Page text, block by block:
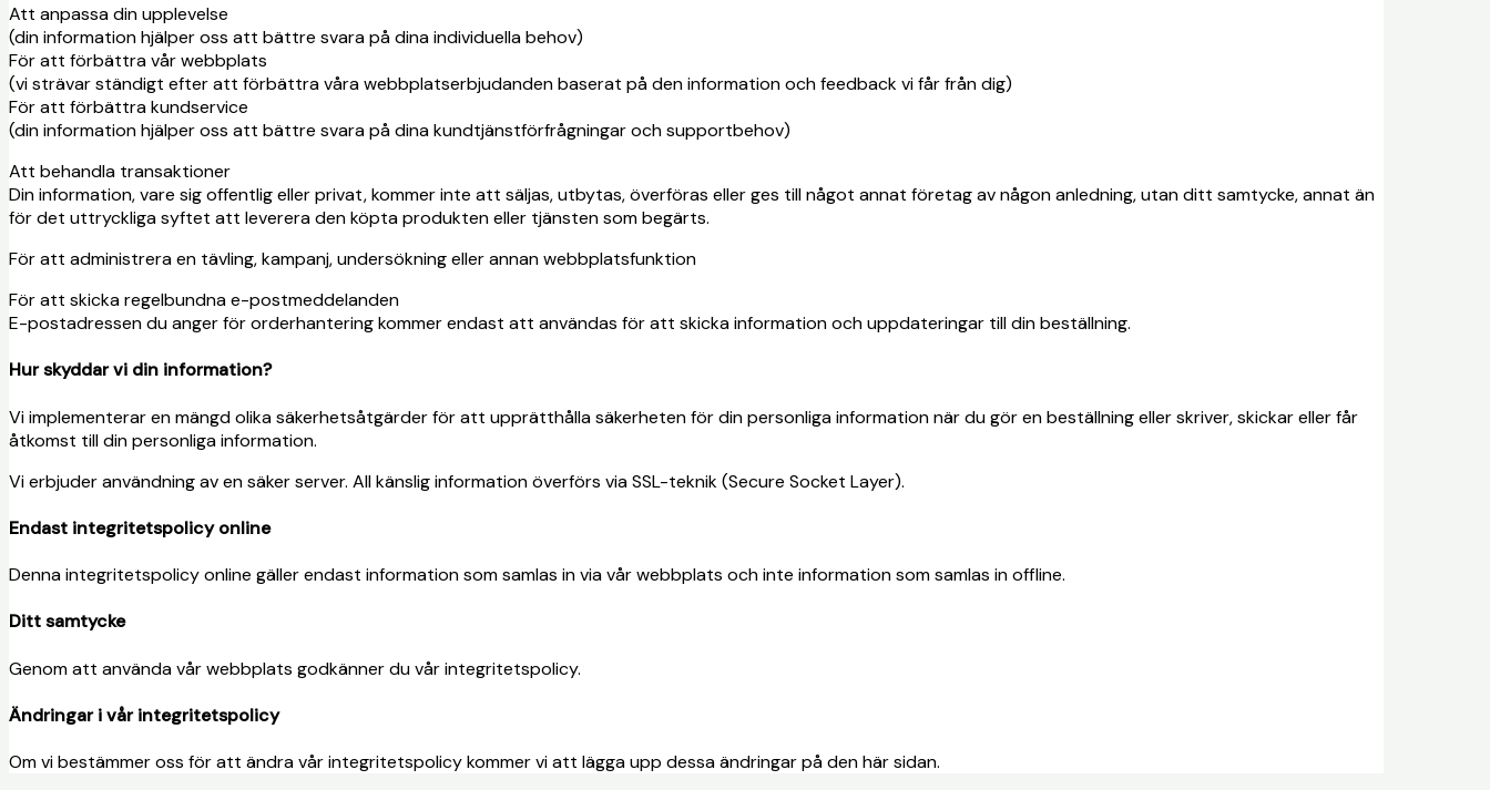
Att anpassa din upplevelse
(din information hjälper oss att bättre svara på dina individuella behov)
För att förbättra vår webbplats
(vi strävar ständigt efter att förbättra våra webbplatserbjudanden baserat på den information och feedback vi får från dig)
För att förbättra kundservice
(din information hjälper oss att bättre svara på dina kundtjänstförfrågningar och supportbehov)
Att behandla transaktioner
Din information, vare sig offentlig eller privat, kommer inte att säljas, utbytas, överföras eller ges till något annat företag av någon anledning, utan ditt samtycke, annat än
för det uttryckliga syftet att leverera den köpta produkten eller tjänsten som begärts.
För att administrera en tävling, kampanj, undersökning eller annan webbplatsfunktion
För att skicka regelbundna e-postmeddelanden
E-postadressen du anger för orderhantering kommer endast att användas för att skicka information och uppdateringar till din beställning.
Hur skyddar vi din information?
Vi implementerar en mängd olika säkerhetsåtgärder för att upprätthålla säkerheten för din personliga information när du gör en beställning eller skriver, skickar eller får
åtkomst till din personliga information.
Vi erbjuder användning av en säker server. All känslig information överförs via SSL-teknik (Secure Socket Layer).
Endast integritetspolicy online
Denna integritetspolicy online gäller endast information som samlas in via vår webbplats och inte information som samlas in offline.
Ditt samtycke
Genom att använda vår webbplats godkänner du vår integritetspolicy.
Ändringar i vår integritetspolicy
Om vi bestämmer oss för att ändra vår integritetspolicy kommer vi att lägga upp dessa ändringar på den här sidan.